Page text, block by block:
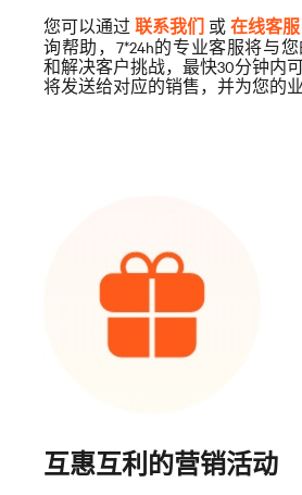
您可以通过 联系我们 或 在线客服
询帮助，7*24h的专业客服将与
和解决客户挑战，最快30分钟内
将发送给对应的销售，并为您的
互惠互利的营销活动